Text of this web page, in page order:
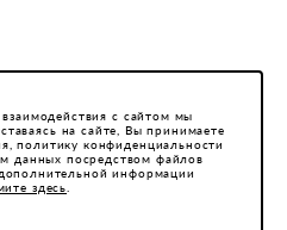
с сайтом мы
на сайте, Вы принимаете
политику конфиденциальности
данных посредством файлов
информации
здесь